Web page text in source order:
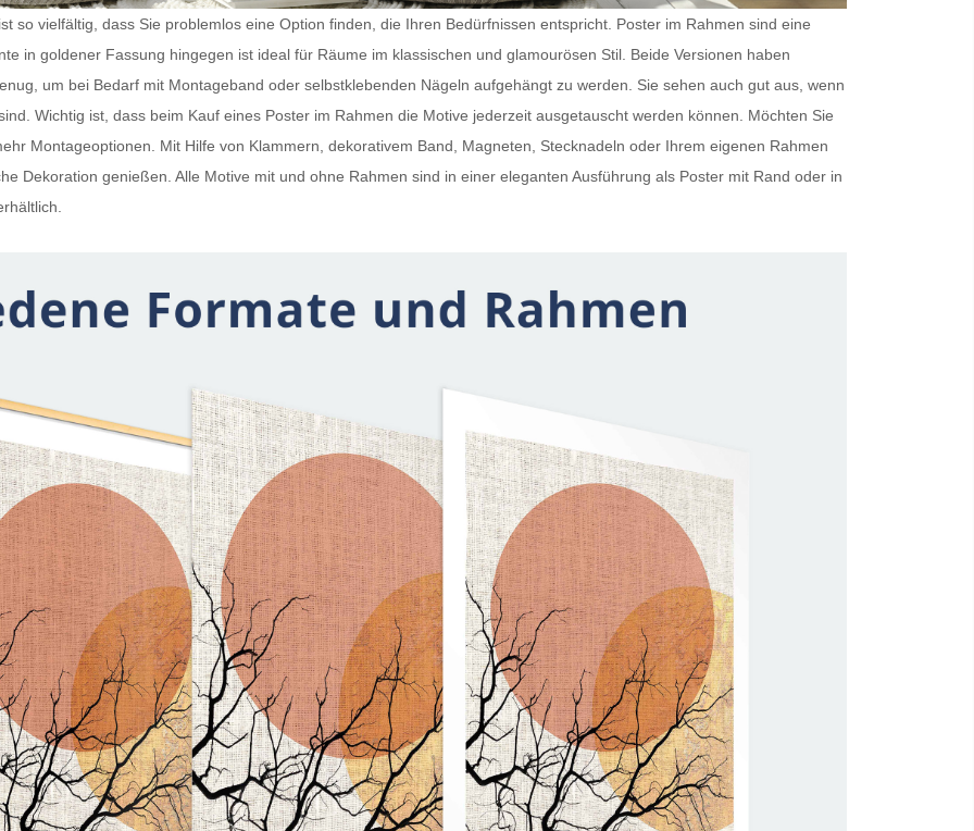
so vielfältig, dass Sie problemlos eine Option finden, die Ihren Bedürfnissen entspricht. Poster im Rahmen sind eine
in goldener Fassung hingegen ist ideal für Räume im klassischen und glamourösen Stil. Beide Versionen haben
um bei Bedarf mit Montageband oder selbstklebenden Nägeln aufgehängt zu werden. Sie sehen auch gut aus, wenn
Wichtig ist, dass beim Kauf eines Poster im Rahmen die Motive jederzeit ausgetauscht werden können. Möchten Sie
Montageoptionen. Mit Hilfe von Klammern, dekorativem Band, Magneten, Stecknadeln oder Ihrem eigenen Rahmen
Dekoration genießen. Alle Motive mit und ohne Rahmen sind in einer eleganten Ausführung als Poster mit Rand oder in